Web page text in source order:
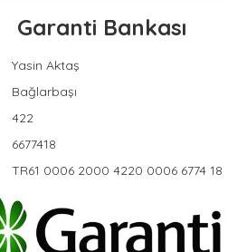
Garanti Bankası
Yasin Aktaş
Bağlarbaşı
422
6677418
TR61 0006 2000 4220 0006 6774 18